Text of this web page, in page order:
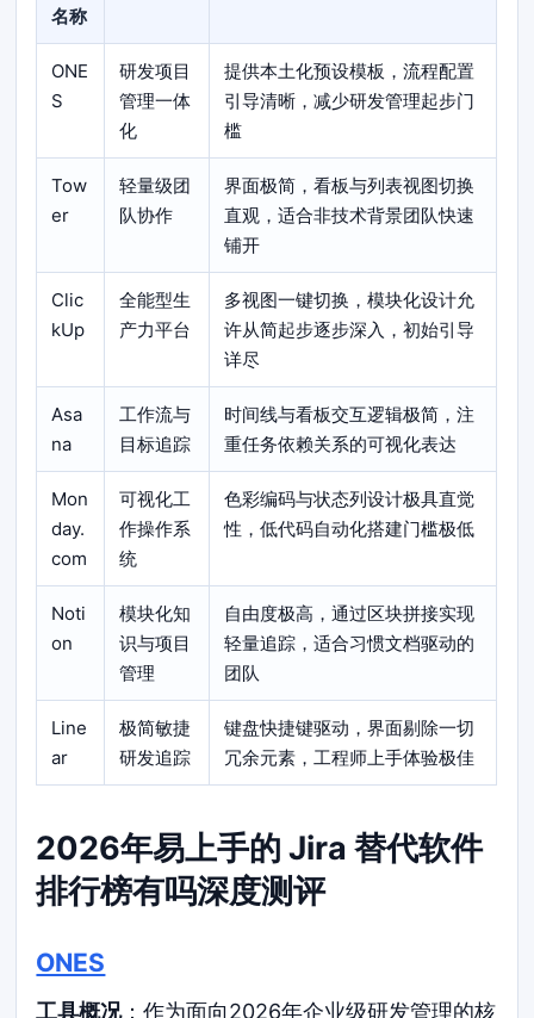
名称
ONE
S
研发项目
管理一体
化
提供本土化预设模板，流程配置
引导清晰，减少研发管理起步门
槛
Tow
er
轻量级团
队协作
界面极简，看板与列表视图切换
直观，适合非技术背景团队快速
铺开
Clic
kUp
全能型生
产力平台
多视图一键切换，模块化设计允
许从简起步逐步深入，初始引导
详尽
Asa
na
工作流与
目标追踪
时间线与看板交互逻辑极简，注
重任务依赖关系的可视化表达
Mon
day.
com
可视化工
作操作系
统
色彩编码与状态列设计极具直觉
性，低代码自动化搭建门槛极低
Noti
on
模块化知
识与项目
管理
自由度极高，通过区块拼接实现
轻量追踪，适合习惯文档驱动的
团队
Line
ar
极简敏捷
研发追踪
键盘快捷键驱动，界面剔除一切
冗余元素，工程师上手体验极佳
2026年易上手的 Jira 替代软件
排行榜有吗深度测评
ONES
工具概况：作为面向2026年企业级研发管理的核